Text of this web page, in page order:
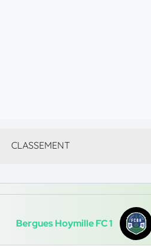
CLASSEMENT
Bergues Hoymille FC 1